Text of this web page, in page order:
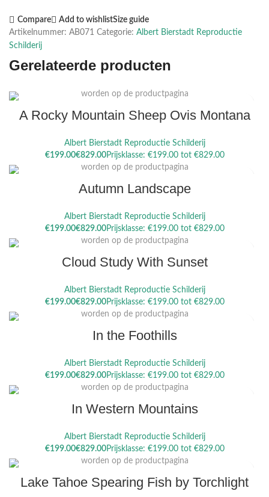
Compare Add to wishlistSize guide
Artikelnummer: AB071 Categorie: Albert Bierstadt Reproductie
Schilderij
Gerelateerde producten
worden op de productpagina
A Rocky Mountain Sheep Ovis Montana
Albert Bierstadt Reproductie Schilderij
€
€
Dit product heeft meerdere variaties. Deze optie kan gekozen
worden op de productpagina
Autumn Landscape
Albert Bierstadt Reproductie Schilderij
€
€
Dit product heeft meerdere variaties. Deze optie kan gekozen
worden op de productpagina
Cloud Study With Sunset
Albert Bierstadt Reproductie Schilderij
€
€
Dit product heeft meerdere variaties. Deze optie kan gekozen
worden op de productpagina
In the Foothills
Albert Bierstadt Reproductie Schilderij
€
€
Dit product heeft meerdere variaties. Deze optie kan gekozen
worden op de productpagina
In Western Mountains
Albert Bierstadt Reproductie Schilderij
€
€
Dit product heeft meerdere variaties. Deze optie kan gekozen
worden op de productpagina
Lake Tahoe Spearing Fish by Torchlight